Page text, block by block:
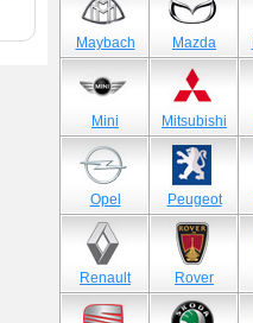
Maybach Mazda
Mini Mitsubishi
Opel Peugeot
Renault Rover